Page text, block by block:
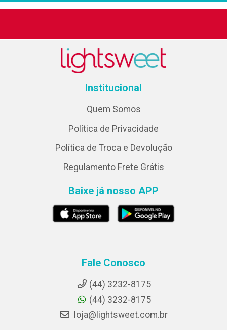
Institucional
Quem Somos
Política de Privacidade
Política de Troca e Devolução
Regulamento Frete Grátis
Baixe já nosso APP
Fale Conosco
(44) 3232-8175
(44) 3232-8175
loja@lightsweet.com.br